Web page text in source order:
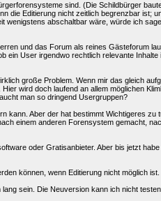
sind. (Die Schildbürger
die Editierung nicht zeitlich begrenzbar ist;
wenigstens abschaltbar wäre, würde ich
und das Forum als reines Gästeforum
ein User irgendwo rechtlich relevante Inhalte
große Problem. Wenn mir das gleich
wird doch laufend an allem möglichen
man so dringend Usergruppen?
kann. Aber der hat bestimmt Wichtigeres zu
einem anderen Forensystem gemacht,
oder Gratisanbieter. Aber bis jetzt
können, wenn Editierung nicht möglich ist.
sein. Die Neuversion kann ich nicht